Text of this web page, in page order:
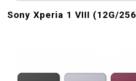
Sony Xperia 1 VIII (12G/